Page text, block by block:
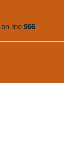
on line566